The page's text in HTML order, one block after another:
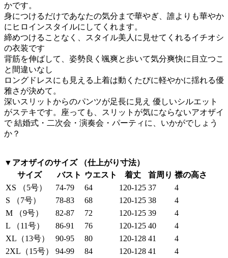
かです。
身につけるだけであなたの気分まで華やぎ、誰よりも華やか
にヒロインスタイルにしてくれます。
締めつけることなく、スタイル美人に見せてくれるイチオシ
の衣装です
背筋を伸ばして、姿勢良く颯爽と歩いて気分爽快に目立つこ
と間違いなし
ロングドレスにも見える上着は動くたびに軽やかに揺れる優
雅さが決めて。
深いスリットからのパンツが足長に見え 優しいシルエット
がステキです。座っても、スリットが気にならないアオザイ
で 結婚式・二次会・演奏会・パーティに、いかがでしょう
か？
▼アオザイのサイズ （仕上がり寸法）
サイズ
バスト ウエスト 着丈 首周り 襟の高さ
XS （5号）
74-79 64 120-125 37
4
S （7号）
78-83 68 120-125 38
4
M （9号）
82-87 72 120-125 39
4
L （11号）
86-91 76 120-125 40
4
XL（13号）
90-95 80 120-128 41
4
2XL（15号）
94-99 84 120-128 41
4